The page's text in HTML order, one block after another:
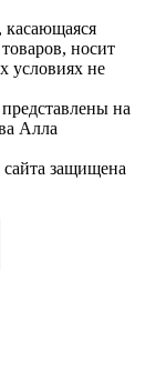
касающаяся
носит
условиях не
на
Алла
защищена